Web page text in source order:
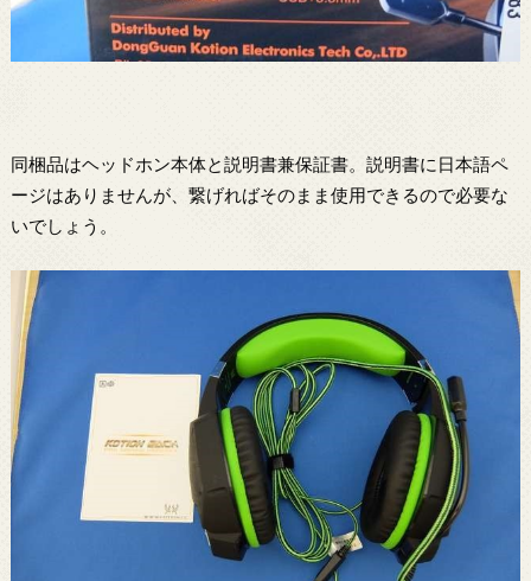
同梱品はヘッドホン本体と説明書兼保証書。説明書に日本語ペ
ージはありませんが、繋げればそのまま使用できるので必要な
いでしょう。